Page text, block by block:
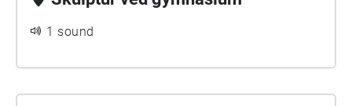
1 sound